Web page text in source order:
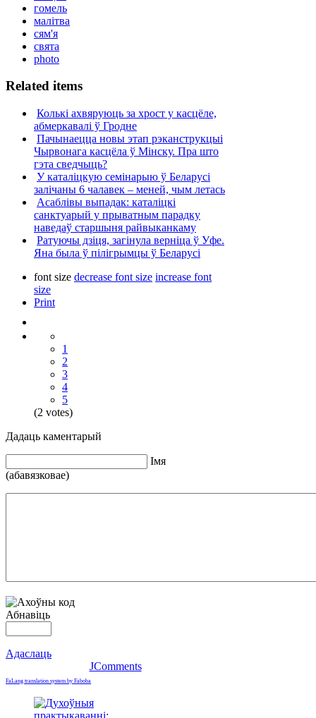
гомель
малітва
сям'я
свята
photo
Related items
Колькі ахвяруюць за хрост у касцёле,
абмеркавалі ў Гродне
Пачынаецца новы этап рэканструкцыі
Чырвонага касцёла ў Мінску. Пра што
гэта сведчыць?
У каталіцкую семінарыю ў Беларусі
залічаны 6 чалавек – меней, чым летась
Асаблівы выпадак: каталіцкі
санктуарый у прыватным парадку
наведаў старшыня райвыканкаму
Ратуючы дзіця, загінула верніца ў Уфе.
Яна была ў пілігрымцы ў Беларусі
font size decrease font size increase font
size
Print
1
2
3
4
5
(2 votes)
Дадаць каментарый
Iмя
(абавязковае)
Абнавіць
Адаслаць
JComments
FaLang translation system by Faboba